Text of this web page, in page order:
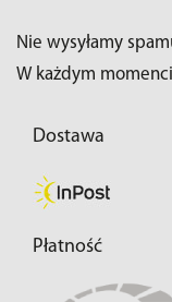
Nie wysyłamy
W każdym
Dostawa
Płatność